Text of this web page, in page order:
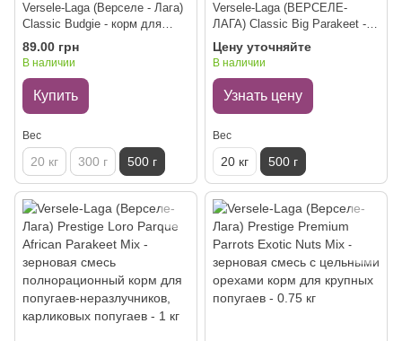
Versele-Laga (Верселе - Лага)
Classic Budgie - корм для
волнистых попугаев 0.5 кг
89.00 грн
В наличии
Купить
Вес
20 кг 300 г 500 г
Versele-Laga (ВЕРСЕЛЕ-
ЛАГА) Classic Big Parakeet -
корм для средних попугаев -
0.5 кг
Цену уточняйте
В наличии
Узнать цену
Вес
20 кг 500 г